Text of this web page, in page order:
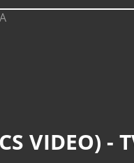
VIDEO) -